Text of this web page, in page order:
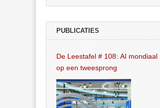
PUBLICATIES
De Leestafel # 108: AI mondiaal
op een tweesprong